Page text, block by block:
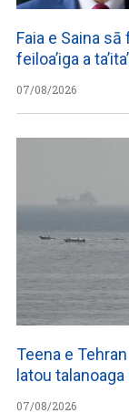
Faia e Saina sā
feiloa’iga a
07/08/2026
Teena e
latou
07/08/2026